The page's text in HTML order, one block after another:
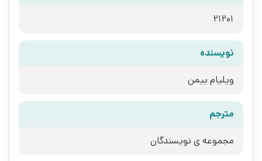
21201
نویسنده
ویلیام بیمن
مترجم
مجموعه ی نویسندگان